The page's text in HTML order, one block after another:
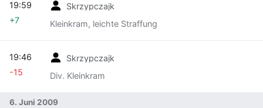
Skrzypczajk
Kleinkram, leichte Straffung
19:59
+7
Skrzypczajk
Div. Kleinkram
19:46
-15
6. Juni 2009